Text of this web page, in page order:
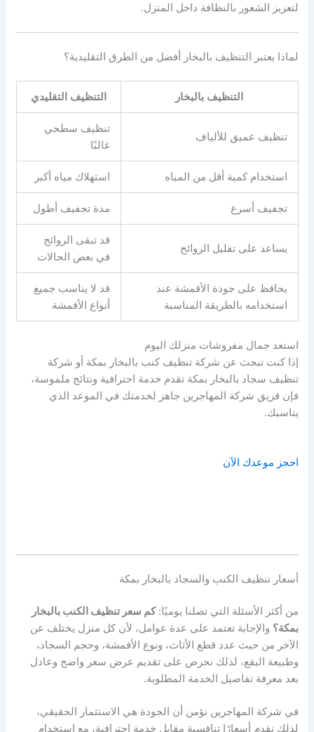
لتعزيز الشعور بالنظافة داخل المنزل.
لماذا يعتبر التنظيف بالبخار أفضل من الطرق التقليدية؟
التنظيف بالبخار التنظيف التقليدي
تنظيف عميق للألياف
تنظيف سطحي
غالبًا
استخدام كمية أقل من المياه استهلاك مياه أكبر
تجفيف أسرع مدة تجفيف أطول
يساعد على تقليل الروائح
قد تبقى الروائح
في بعض الحالات
يحافظ على جودة الأقمشة عند
استخدامه بالطريقة المناسبة
قد لا يناسب جميع
أنواع الأقمشة
استعد جمال مفروشات منزلك اليوم
إذا كنت تبحث عن شركة تنظيف كنب بالبخار بمكة أو شركة
تنظيف سجاد بالبخار بمكة تقدم خدمة احترافية ونتائج ملموسة،
فإن فريق شركة المهاجرين جاهز لخدمتك في الموعد الذي
يناسبك.
احجز موعدك الآن
أسعار تنظيف الكنب والسجاد بالبخار بمكة
من أكثر الأسئلة التي تصلنا يوميًا:كم سعر تنظيف الكنب بالبخار
بمكة؟ والإجابة تعتمد على عدة عوامل، لأن كل منزل يختلف عن
الآخر من حيث عدد قطع الأثاث، ونوع الأقمشة، وحجم السجاد،
وطبيعة البقع، لذلك نحرص على تقديم عرض سعر واضح وعادل
بعد معرفة تفاصيل الخدمة المطلوبة.
في شركة المهاجرين نؤمن أن الجودة هي الاستثمار الحقيقي،
لذلك نقدم أسعارًا تنافسية مقابل خدمة احترافية، مع استخدام